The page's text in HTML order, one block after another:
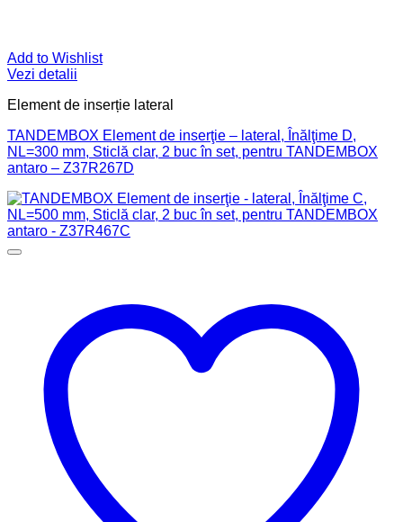
Add to Wishlist
Vezi detalii
Element de inserție lateral
TANDEMBOX Element de inserţie – lateral, Înălţime D,
NL=300 mm, Sticlă clar, 2 buc în set, pentru TANDEMBOX
antaro – Z37R267D